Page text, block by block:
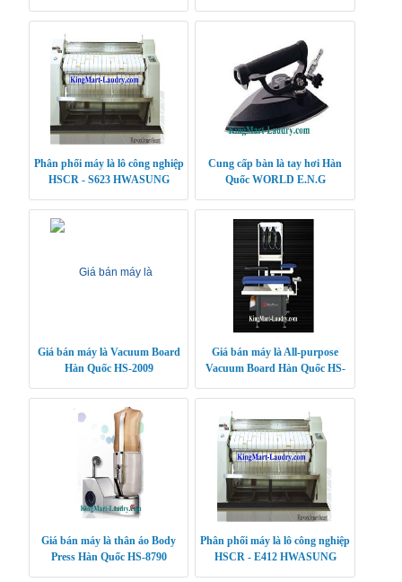
Phân phối máy là lô công nghiệp
HSCR - S623 HWASUNG
Cung cấp bàn là tay hơi Hàn
Quốc WORLD E.N.G
Giá bán máy là Vacuum Board
Hàn Quốc HS-2009
Giá bán máy là All-purpose
Vacuum Board Hàn Quốc HS-
Giá bán máy là thân áo Body
Press Hàn Quốc HS-8790
Phân phối máy là lô công nghiệp
HSCR - E412 HWASUNG